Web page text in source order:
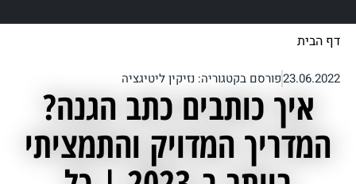
דף הבית
23.06.2022פורסם בקטגוריה: נזיקין ליטיגציה
איך כותבים כתב הגנה?
המדריך המדויק והתמציתי